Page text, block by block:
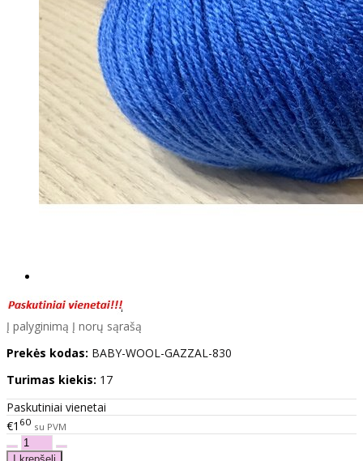
Į palyginimą Į norų sąrašą
Prekės kodas: BABY-WOOL-GAZZAL-830
Turimas kiekis: 17
Paskutiniai vienetai
€1 60 su PVM